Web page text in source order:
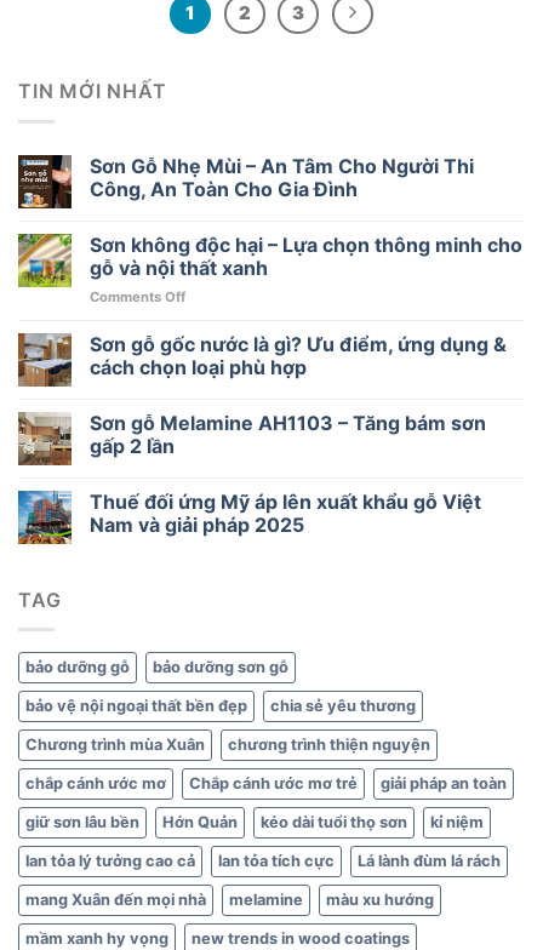
1 2 3
TIN MỚI NHẤT
Sơn Gỗ Nhẹ Mùi – An Tâm Cho Người Thi
Công, An Toàn Cho Gia Đình
Sơn không độc hại – Lựa chọn thông minh cho
gỗ và nội thất xanh
Comments Offon
không
độc
hại
Lựa
cho
gỗ
Sơn gỗ gốc nước là gì? Ưu điểm, ứng dụng &
cách chọn loại phù hợp
Sơn gỗ Melamine AH1103 – Tăng bám sơn
gấp 2 lần
Thuế đối ứng Mỹ áp lên xuất khẩu gỗ Việt
Nam và giải pháp 2025
TAG
bảo dưỡng gỗ bảo dưỡng sơn gỗ
bảo vệ nội ngoại thất bền đẹp chia sẻ yêu thương
Chương trình mùa Xuân chương trình thiện nguyện
chắp cánh ước mơ Chắp cánh ước mơ trẻ giải pháp an toàn
giữ sơn lâu bền Hớn Quản kéo dài tuổi thọ sơn kỉ niệm
lan tỏa lý tưởng cao cả lan tỏa tích cực Lá lành đùm lá rách
mang Xuân đến mọi nhà melamine màu xu hướng
mầm xanh hy vọng new trends in wood coatings